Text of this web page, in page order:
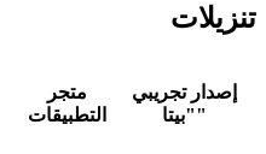
تنزيلات
متجر
التطبيقات
إصدار تجريبي
"بيتا"